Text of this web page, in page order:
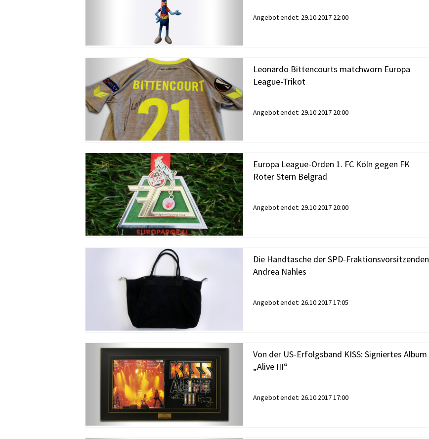
Angebot endet: 29.10.2017 22:00
Leonardo Bittencourts matchworn Europa
League-Trikot
Angebot endet: 29.10.2017 20:00
Europa League-Orden 1. FC Köln gegen FK
Roter Stern Belgrad
Angebot endet: 29.10.2017 20:00
Die Handtasche der SPD-Fraktionsvorsitzenden
Andrea Nahles
Angebot endet: 26.10.2017 17:05
Von der US-Erfolgsband KISS: Signiertes Album
„Alive III“
Angebot endet: 26.10.2017 17:00